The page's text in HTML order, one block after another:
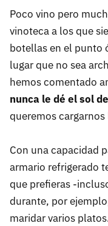
Poco vino pero
vinoteca a los que
botellas en el punto
lugar que no sea
hemos comentado
nunca le dé el sol
queremos
Con una capacidad
armario refrigerado
que prefieras -
durante, por
maridar varios